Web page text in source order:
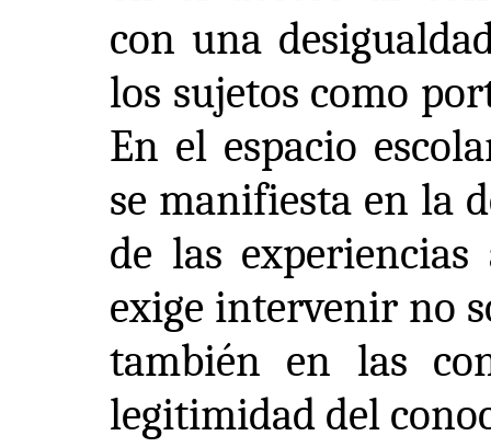
con una
los sujetos como
En el espacio
se manifiesta en la
de las experiencias
exige intervenir no
también en las
legitimidad del